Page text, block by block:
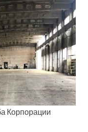
Корпорации